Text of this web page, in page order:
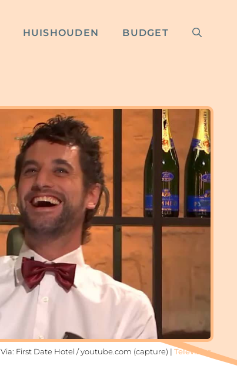
HUISHOUDEN BUDGET
Via: First Date Hotel / youtube.com (capture) | Televizier